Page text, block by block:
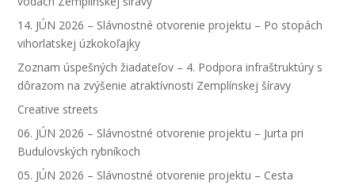
14. JÚN 2026 – Slávnostné otvorenie projektu – Po stopách
vihorlatskej úzkokoľajky
Zoznam úspešných žiadateľov – 4. Podpora infraštruktúry s
dôrazom na zvýšenie atraktívnosti Zemplínskej šíravy
Creative streets
06. JÚN 2026 – Slávnostné otvorenie projektu – Jurta pri
Budulovských rybníkoch
05. JÚN 2026 – Slávnostné otvorenie projektu – Cesta